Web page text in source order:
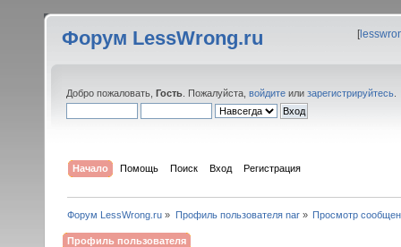
Форум LessWrong.ru [
Добро пожаловать, Гость . Пожалуйста, войдите или зарегистрируйтесь
Начало Помощь Поиск Вход Регистрация
Форум LessWrong.ru » Профиль пользователя nar» Просмотр
Профиль пользователя